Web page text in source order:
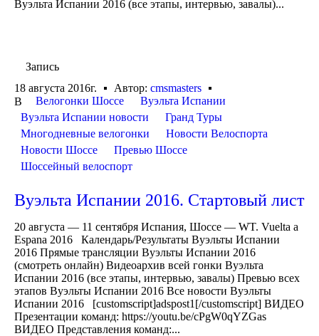
Вуэльта Испании 2016 (все этапы, интервью, завалы)...
Запись
18 августа 2016г.
Автор: cmsmasters
В
Велогонки Шоссе
Вуэльта Испании
Вуэльта Испании новости
Гранд Туры
Многодневные велогонки
Новости Велоспорта
Новости Шоссе
Превью Шоссе
Шоссейный велоспорт
Вуэльта Испании 2016. Стартовый лист
20 августа — 11 сентября Испания, Шоссе — WT. Vuelta a
Espana 2016 Календарь/Результаты Вуэльты Испании
2016 Прямые трансляции Вуэльты Испании 2016
(смотреть онлайн) Видеоархив всей гонки Вуэльта
Испании 2016 (все этапы, интервью, завалы) Превью всех
этапов Вуэльты Испании 2016 Все новости Вуэльты
Испании 2016 [customscript]adspost1[/customscript] ВИДЕО
Презентации команд: https://youtu.be/cPgW0qYZGas
ВИДЕО Представления команд:...